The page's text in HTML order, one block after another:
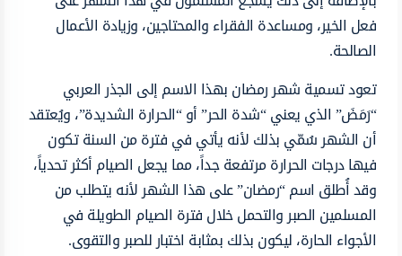
فعل الخير، ومساعدة الفقراء والمحتاجين، وزيادة الأعمال
الصالحة.
تعود تسمية شهر رمضان بهذا الاسم إلى الجذر العربي
“رَمَضَ” الذي يعني “شدة الحر” أو “الحرارة الشديدة”، ويُعتقد
أن الشهر سُمّي بذلك لأنه يأتي في فترة من السنة تكون
فيها درجات الحرارة مرتفعة جداً، مما يجعل الصيام أكثر تحدياً،
وقد أُطلق اسم “رمضان” على هذا الشهر لأنه يتطلب من
المسلمين الصبر والتحمل خلال فترة الصيام الطويلة في
الأجواء الحارة، ليكون بذلك بمثابة اختبار للصبر والتقوى.